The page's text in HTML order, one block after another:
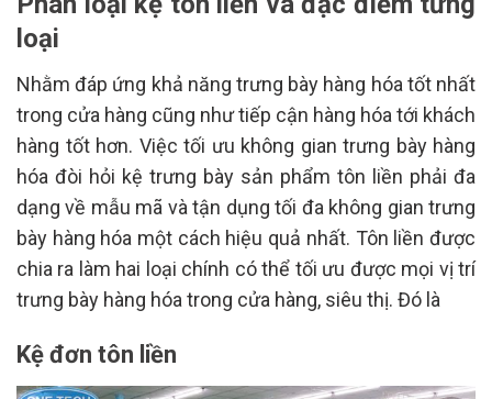
loại
Nhằm đáp ứng khả năng trưng bày hàng hóa tốt nhất
trong cửa hàng cũng như tiếp cận hàng hóa tới khách
hàng tốt hơn. Việc tối ưu không gian trưng bày hàng
hóa đòi hỏi kệ trưng bày sản phẩm tôn liền phải đa
dạng về mẫu mã và tận dụng tối đa không gian trưng
bày hàng hóa một cách hiệu quả nhất. Tôn liền được
chia ra làm hai loại chính có thể tối ưu được mọi vị trí
trưng bày hàng hóa trong cửa hàng, siêu thị. Đó là
Kệ đơn tôn liền